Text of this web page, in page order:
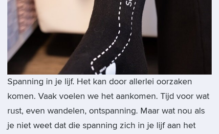
Spanning in je lijf. Het kan door allerlei oorzaken
komen. Vaak voelen we het aankomen. Tijd voor wat
rust, even wandelen, ontspanning. Maar wat nou als
je niet weet dat die spanning zich in je lijf aan het